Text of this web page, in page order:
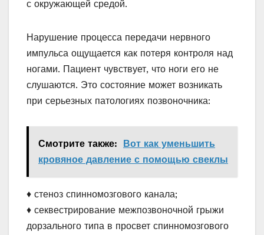
с окружающей средой.
Нарушение процесса передачи нервного
импульса ощущается как потеря контроля над
ногами. Пациент чувствует, что ноги его не
слушаются. Это состояние может возникать
при серьезных патологиях позвоночника:
Смотрите также:
Вот как уменьшить
кровяное давление с помощью свеклы
♦ стеноз спинномозгового канала;
♦ секвестрирование межпозвоночной грыжи
дорзального типа в просвет спинномозгового